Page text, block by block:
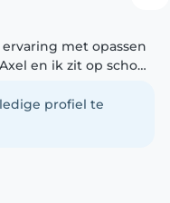
met opassen
en ik zit op school
profiel te